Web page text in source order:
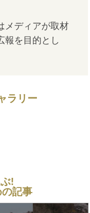
メディアが取材
報を目的とし
ラリー
!
記事